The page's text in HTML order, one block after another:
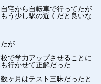
宅から自転車で行ってたが
う少し駅の近くだと良いな
が
で学力アップさせることに
行かせて正解だった
ヶ月はテスト三昧だったと